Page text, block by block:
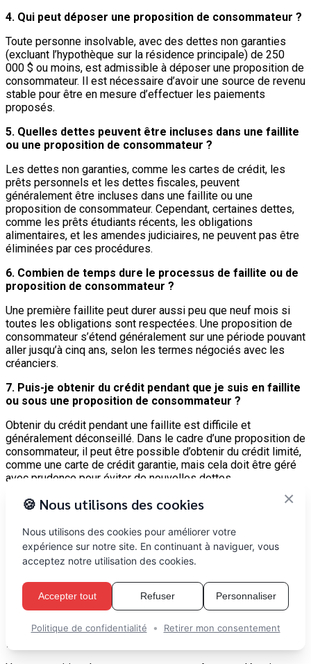
4. Qui peut déposer une proposition de consommateur ?
Toute personne insolvable, avec des dettes non garanties
(excluant l’hypothèque sur la résidence principale) de 250
000 $ ou moins, est admissible à déposer une proposition de
consommateur. Il est nécessaire d’avoir une source de revenu
stable pour être en mesure d’effectuer les paiements
proposés.
5. Quelles dettes peuvent être incluses dans une faillite
ou une proposition de consommateur ?
Les dettes non garanties, comme les cartes de crédit, les
prêts personnels et les dettes fiscales, peuvent
généralement être incluses dans une faillite ou une
proposition de consommateur. Cependant, certaines dettes,
comme les prêts étudiants récents, les obligations
alimentaires, et les amendes judiciaires, ne peuvent pas être
éliminées par ces procédures.
6. Combien de temps dure le processus de faillite ou de
proposition de consommateur ?
Une première faillite peut durer aussi peu que neuf mois si
toutes les obligations sont respectées. Une proposition de
consommateur s’étend généralement sur une période pouvant
aller jusqu’à cinq ans, selon les termes négociés avec les
créanciers.
7. Puis-je obtenir du crédit pendant que je suis en faillite
ou sous une proposition de consommateur ?
Obtenir du crédit pendant une faillite est difficile et
généralement déconseillé. Dans le cadre d’une proposition de
consommateur, il peut être possible d’obtenir du crédit limité,
comme une carte de crédit garantie, mais cela doit être géré
avec prudence pour éviter de nouvelles dettes.
8. Quel est le coût de la faillite ou de la proposition de
Le coût de la faillite varie selon votre revenu et la province,
car vous devez verser une partie de vos revenus au syndic.
La proposition de consommateur implique des paiements
convenus avec les créanciers, souvent inférieurs à la dette
initiale. Les honoraires du syndic sont inclus dans les
paiements de la proposition.
9. Puis-je annuler une proposition de consommateur une
🍪 Nous utilisons des cookies ×
Nous utilisons des cookies pour améliorer votre
expérience sur notre site. En continuant à naviguer, vous
acceptez notre utilisation des cookies.
Accepter tout Refuser Personnaliser
Politique de confidentialité • Retirer mon consentement